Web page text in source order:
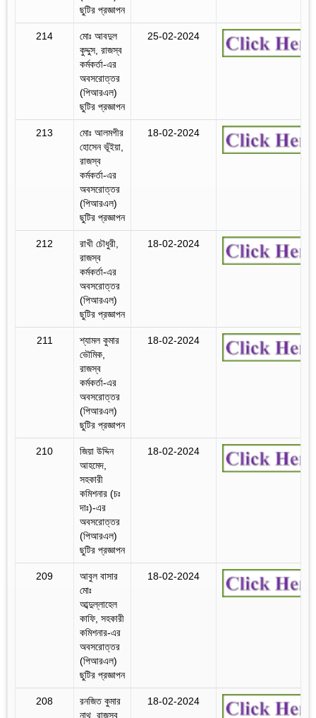
ছুটির প্রজ্ঞাপন
214
মোঃ আবদুল
কুদ্দুস, রাজস্ব
কর্মকর্তা-এর
অবসরোত্তর
(পিআরএল)
ছুটির প্রজ্ঞাপন
25-02-2024
213
মোঃ আলমগীর
হোসেন ভূঁইয়া,
রাজস্ব
কর্মকর্তা-এর
অবসরোত্তর
(পিআরএল)
ছুটির প্রজ্ঞাপন
18-02-2024
212
রাখী চৌধুরী,
রাজস্ব
কর্মকর্তা-এর
অবসরোত্তর
(পিআরএল)
ছুটির প্রজ্ঞাপন
18-02-2024
211
শ্যামল কুমার
ভৌমিক,
রাজস্ব
কর্মকর্তা-এর
অবসরোত্তর
(পিআরএল)
ছুটির প্রজ্ঞাপন
18-02-2024
210
জিয়া উদ্দিন
আহমেদ,
সহকারী
কমিশনার (চঃ
দাঃ)-এর
অবসরোত্তর
(পিআরএল)
ছুটির প্রজ্ঞাপন
18-02-2024
209
আবুল বাসার
মোঃ
আব্দুল্লাহেল
কাফি, সহকারী
কমিশনার-এর
অবসরোত্তর
(পিআরএল)
ছুটির প্রজ্ঞাপন
18-02-2024
208
রনজিত কুমার
নাথ, রাজস্ব
18-02-2024